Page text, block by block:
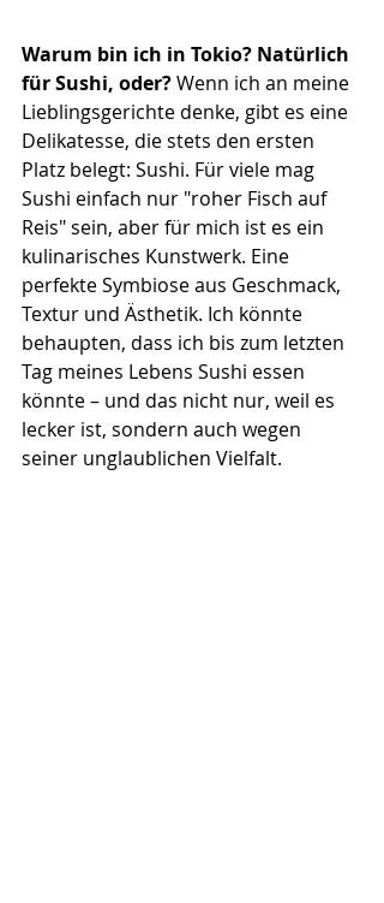
Warum bin ich in Tokio? Natürlich
für Sushi, oder? Wenn ich an meine
Lieblingsgerichte denke, gibt es eine
Delikatesse, die stets den ersten
Platz belegt: Sushi. Für viele mag
Sushi einfach nur "roher Fisch auf
Reis" sein, aber für mich ist es ein
kulinarisches Kunstwerk. Eine
perfekte Symbiose aus Geschmack,
Textur und Ästhetik. Ich könnte
behaupten, dass ich bis zum letzten
Tag meines Lebens Sushi essen
könnte – und das nicht nur, weil es
lecker ist, sondern auch wegen
seiner unglaublichen Vielfalt.